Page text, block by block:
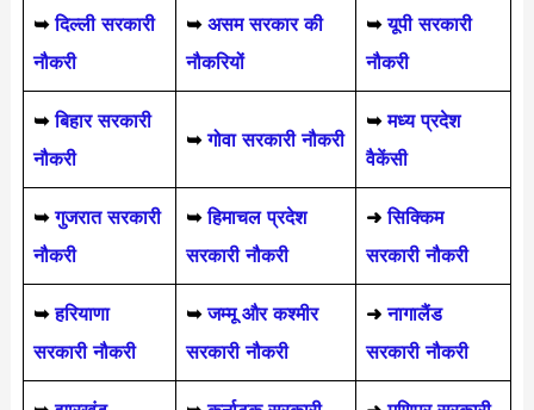
➥ दिल्ली सरकारी
नौकरी
➥ असम सरकार की
नौकरियों
➥ यूपी सरकारी
नौकरी
➥बिहार सरकारी
नौकरी
➥गोवा सरकारी नौकरी
➥ मध्य प्रदेश
वैकेंसी
➥ गुजरात सरकारी
नौकरी
➥हिमाचल प्रदेश
सरकारी नौकरी
➜ सिक्किम
सरकारी नौकरी
➥हरियाणा
सरकारी नौकरी
➥जम्मू और कश्मीर
सरकारी नौकरी
➜ नागालैंड
सरकारी नौकरी